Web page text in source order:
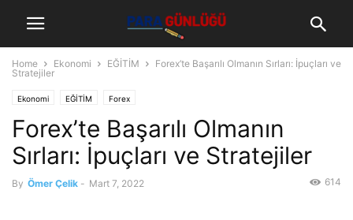
Home Ekonomi EĞİTİM
Forex’te Başarılı Olmanın Sırları: İpuçları ve
Stratejiler
Ekonomi EĞİTİM Forex
Forex’te Başarılı Olmanın
Sırları: İpuçları ve Stratejiler
By Ömer Çelik - Mart 7, 2022 614